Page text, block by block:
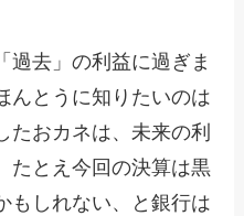
過去」の利益に過ぎま
んとうに知りたいのは
たおカネは、未来の利
たとえ今回の決算は黒
もしれない、と銀行は